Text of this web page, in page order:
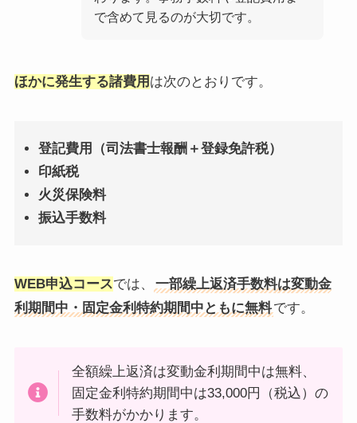
で含めて見るのが大切です。
ほかに発生する諸費用 は次のとおりです。
登記費用（司法書士報酬＋登録免許税）
印紙税
火災保険料
振込手数料
WEB申込コースでは、
一部繰上返済手数料は変動金
利期間中・固定金利特約期間中ともに無料です。
全額繰上返済は変動金利期間中は無料、
固定金利特約期間中は33,000円（税込）の
手数料がかかります。